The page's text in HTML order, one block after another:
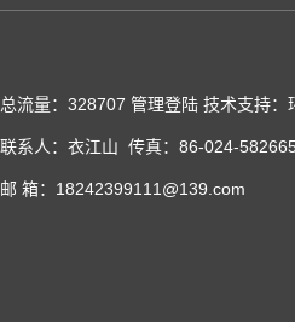
总流量：328707 管理登陆 技术支持：
联系人：衣江山 传真：86-024-
邮 箱：18242399111@139.com